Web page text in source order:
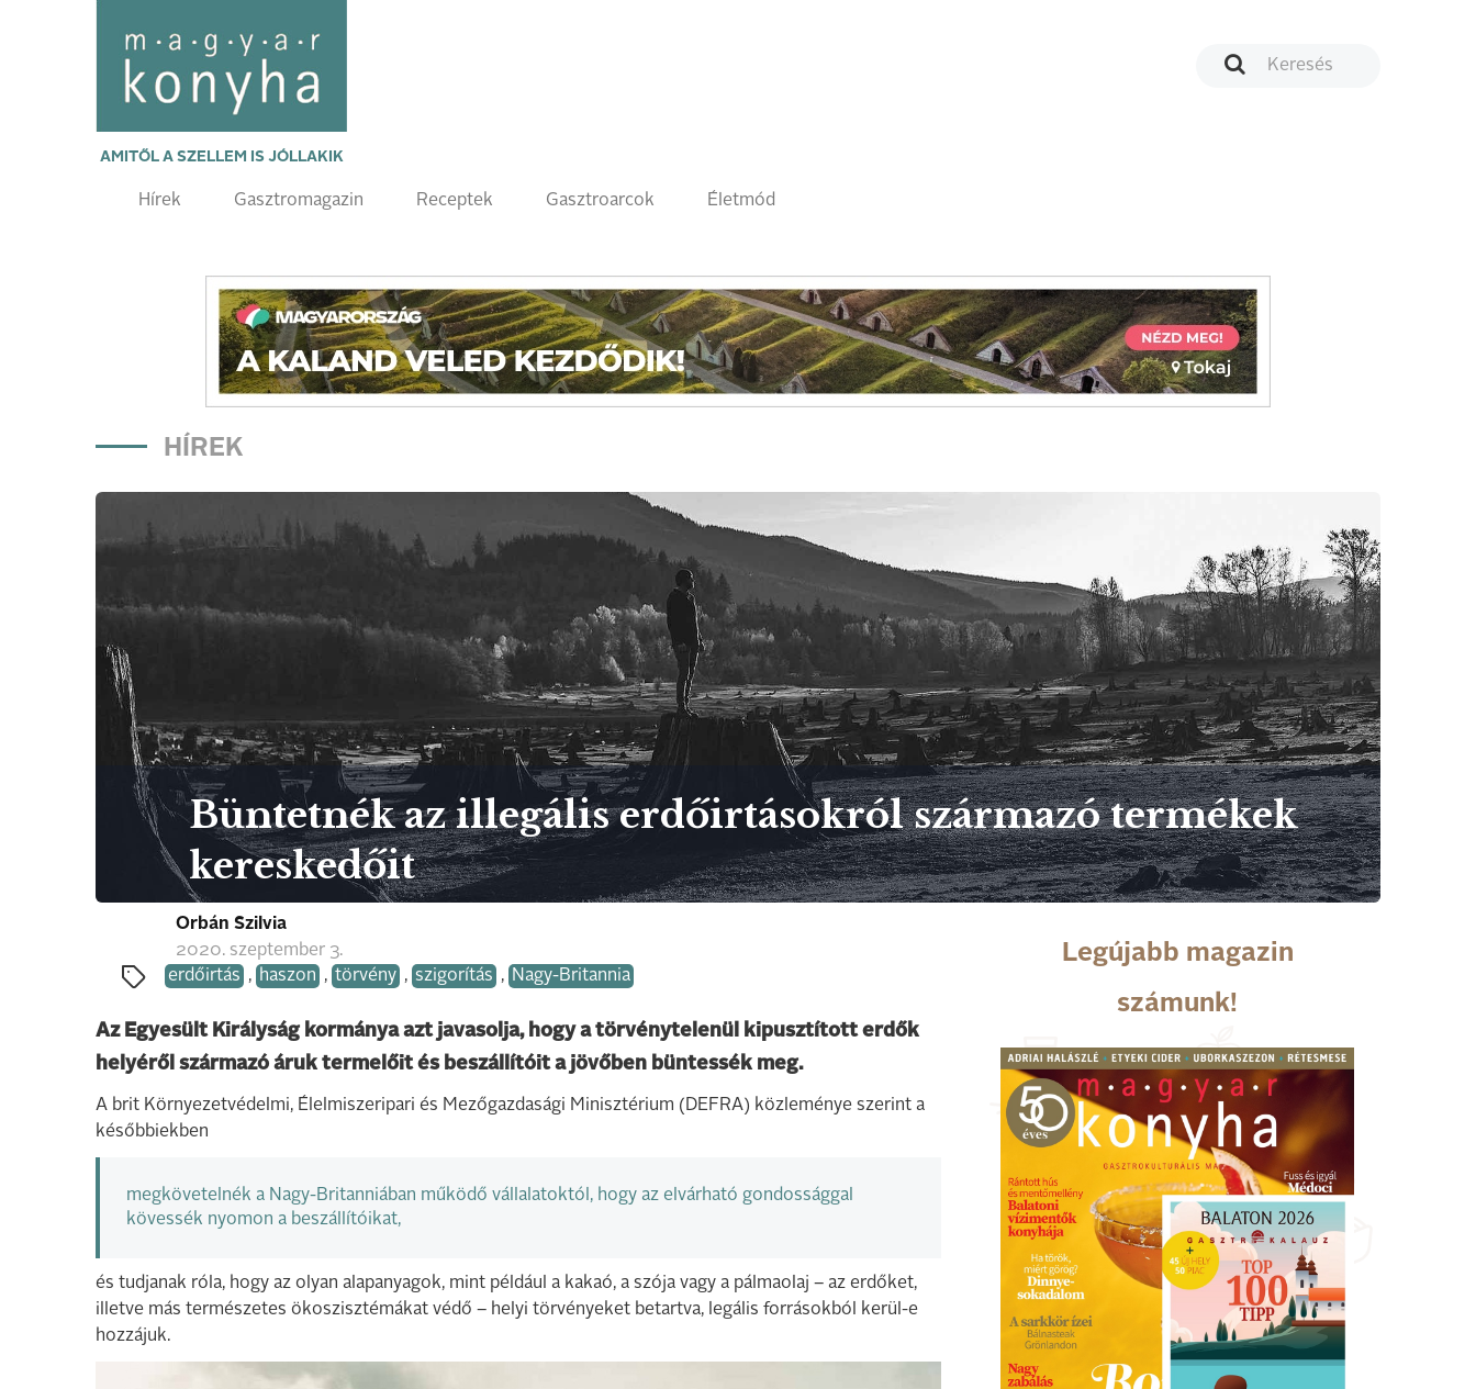
AMITŐL A SZELLEM IS JÓLLAKIK
Hírek Gasztromagazin Receptek Gasztroarcok Életmód
HÍREK
Büntetnék az illegális erdőirtásokról származó termékek
kereskedőit
Orbán Szilvia
2020. szeptember 3.
erdőirtás , haszon , törvény , szigorítás , Nagy-Britannia
Az Egyesült Királyság kormánya azt javasolja, hogy a törvénytelenül kipusztított erdők
helyéről származó áruk termelőit és beszállítóit a jövőben büntessék meg.
A brit Környezetvédelmi, Élelmiszeripari és Mezőgazdasági Minisztérium (DEFRA) közleménye szerint a
későbbiekben
megkövetelnék a Nagy-Britanniában működő vállalatoktól, hogy az elvárható gondossággal
kövessék nyomon a beszállítóikat,
és tudjanak róla, hogy az olyan alapanyagok, mint például a kakaó, a szója vagy a pálmaolaj – az erdőket,
illetve más természetes ökoszisztémákat védő – helyi törvényeket betartva, legális forrásokból kerül-e
hozzájuk.
Legújabb magazin
számunk!